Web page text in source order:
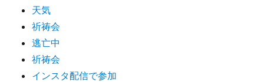
天気
祈祷会
逃亡中
祈祷会
インスタ配信で参加